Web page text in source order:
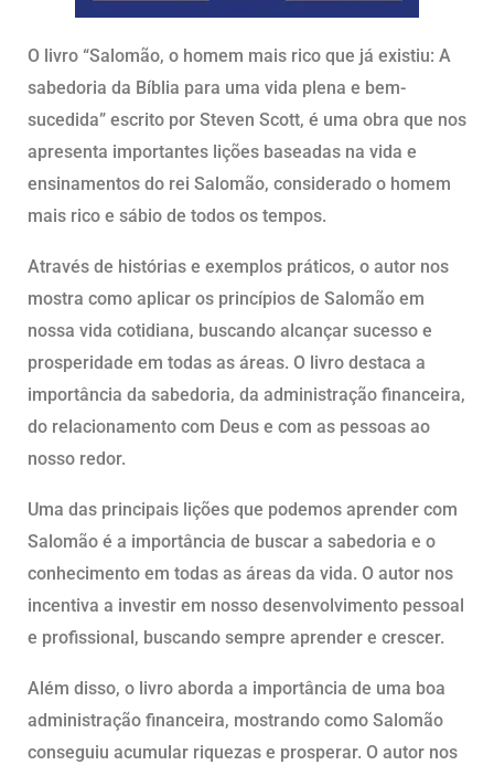
O livro “Salomão, o homem mais rico que já existiu: A
sabedoria da Bíblia para uma vida plena e bem-
sucedida” escrito por Steven Scott, é uma obra que nos
apresenta importantes lições baseadas na vida e
ensinamentos do rei Salomão, considerado o homem
mais rico e sábio de todos os tempos.
Através de histórias e exemplos práticos, o autor nos
mostra como aplicar os princípios de Salomão em
nossa vida cotidiana, buscando alcançar sucesso e
prosperidade em todas as áreas. O livro destaca a
importância da sabedoria, da administração financeira,
do relacionamento com Deus e com as pessoas ao
nosso redor.
Uma das principais lições que podemos aprender com
Salomão é a importância de buscar a sabedoria e o
conhecimento em todas as áreas da vida. O autor nos
incentiva a investir em nosso desenvolvimento pessoal
e profissional, buscando sempre aprender e crescer.
Além disso, o livro aborda a importância de uma boa
administração financeira, mostrando como Salomão
conseguiu acumular riquezas e prosperar. O autor nos